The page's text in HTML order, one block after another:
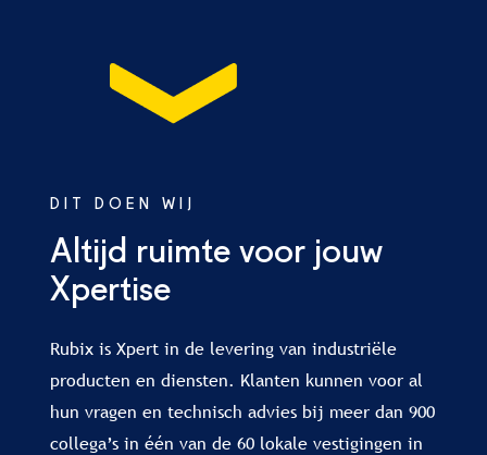
DIT DOEN WIJ
Altijd ruimte voor jouw
Xpertise
Rubix is Xpert in de levering van industriële
producten en diensten. Klanten kunnen voor al
hun vragen en technisch advies bij meer dan 900
collega’s in één van de 60 lokale vestigingen in